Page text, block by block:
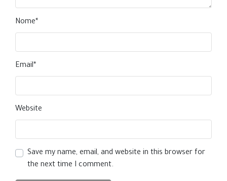
Nome*
Email*
Website
Save my name, email, and website in this browser for
the next time I comment.